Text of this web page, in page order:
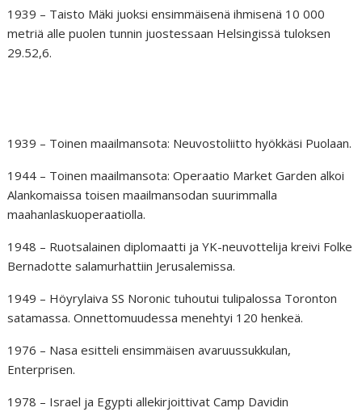
1939 – Taisto Mäki juoksi ensimmäisenä ihmisenä 10 000
metriä alle puolen tunnin juostessaan Helsingissä tuloksen
29.52,6.
1939 – Toinen maailmansota: Neuvostoliitto hyökkäsi Puolaan.
1944 – Toinen maailmansota: Operaatio Market Garden alkoi
Alankomaissa toisen maailmansodan suurimmalla
maahanlaskuoperaatiolla.
1948 – Ruotsalainen diplomaatti ja YK-neuvottelija kreivi Folke
Bernadotte salamurhattiin Jerusalemissa.
1949 – Höyrylaiva SS Noronic tuhoutui tulipalossa Toronton
satamassa. Onnettomuudessa menehtyi 120 henkeä.
1976 – Nasa esitteli ensimmäisen avaruussukkulan,
Enterprisen.
1978 – Israel ja Egypti allekirjoittivat Camp Davidin